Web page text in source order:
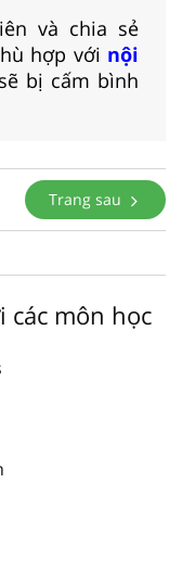
và chia sẻ
hợp với nội
bị cấm bình
Trang sau
các môn học